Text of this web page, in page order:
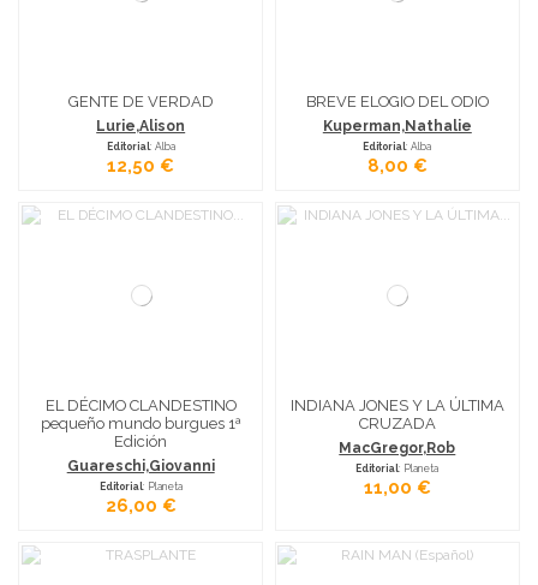
GENTE DE VERDAD
Lurie,Alison
Editorial: Alba
12,50 €
BREVE ELOGIO DEL ODIO
Kuperman,Nathalie
Editorial: Alba
8,00 €
EL DÉCIMO CLANDESTINO
pequeño mundo burgues 1ª
Edición
Guareschi,Giovanni
Editorial: Planeta
26,00 €
INDIANA JONES Y LA ÚLTIMA
CRUZADA
MacGregor,Rob
Editorial: Planeta
11,00 €